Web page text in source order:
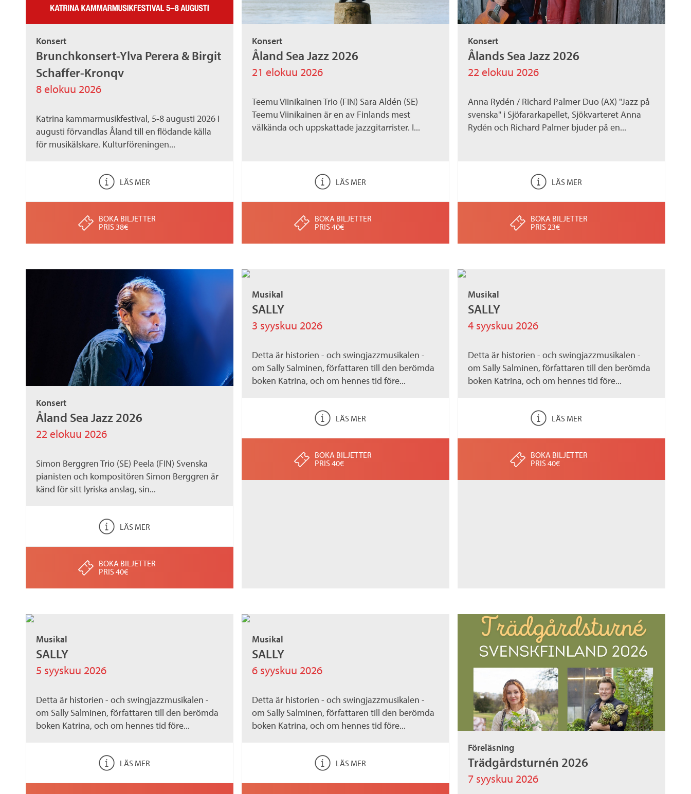
a
n
d
a
a
Konsert
Brunchkonsert-Ylva Perera & Birgit
Schaffer-Kronqv
8 elokuu 2026
Katrina kammarmusikfestival, 5-8 augusti 2026 I
augusti förvandlas Åland till en flödande källa
för musikälskare. Kulturföreningen...
LÄS MER
BOKA BILJETTER
PRIS 38€
Konsert
Åland Sea Jazz 2026
21 elokuu 2026
Teemu Viinikainen Trio (FIN) Sara Aldén (SE)
Teemu Viinikainen är en av Finlands mest
välkända och uppskattade jazzgitarrister. I...
LÄS MER
BOKA BILJETTER
PRIS 40€
Konsert
Ålands Sea Jazz 2026
22 elokuu 2026
Anna Rydén / Richard Palmer Duo (AX) "Jazz på
svenska" i Sjöfararkapellet, Sjökvarteret Anna
Rydén och Richard Palmer bjuder på en...
LÄS MER
BOKA BILJETTER
PRIS 23€
Konsert
Åland Sea Jazz 2026
22 elokuu 2026
Simon Berggren Trio (SE) Peela (FIN) Svenska
pianisten och kompositören Simon Berggren är
känd för sitt lyriska anslag, sin...
LÄS MER
BOKA BILJETTER
PRIS 40€
Musikal
SALLY
3 syyskuu 2026
Detta är historien - och swingjazzmusikalen -
om Sally Salminen, författaren till den berömda
boken Katrina, och om hennes tid före...
LÄS MER
BOKA BILJETTER
PRIS 40€
Musikal
SALLY
4 syyskuu 2026
Detta är historien - och swingjazzmusikalen -
om Sally Salminen, författaren till den berömda
boken Katrina, och om hennes tid före...
LÄS MER
BOKA BILJETTER
PRIS 40€
Musikal
SALLY
5 syyskuu 2026
Detta är historien - och swingjazzmusikalen -
om Sally Salminen, författaren till den berömda
boken Katrina, och om hennes tid före...
LÄS MER
Musikal
SALLY
6 syyskuu 2026
Detta är historien - och swingjazzmusikalen -
om Sally Salminen, författaren till den berömda
boken Katrina, och om hennes tid före...
LÄS MER
Föreläsning
Trädgårdsturnén 2026
7 syyskuu 2026